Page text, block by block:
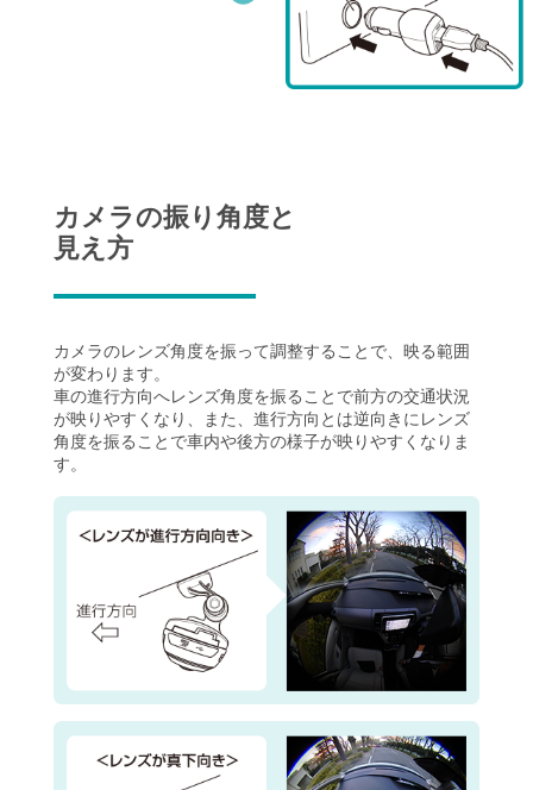
カメラの振り角度と
見え方
カメラのレンズ角度を振って調整することで、映る範囲
が変わります。
車の進行方向へレンズ角度を振ることで前方の交通状況
が映りやすくなり、
また、進行方向とは逆向きにレンズ
角度を振ることで車内や後方の様子が映りやすくなりま
す。